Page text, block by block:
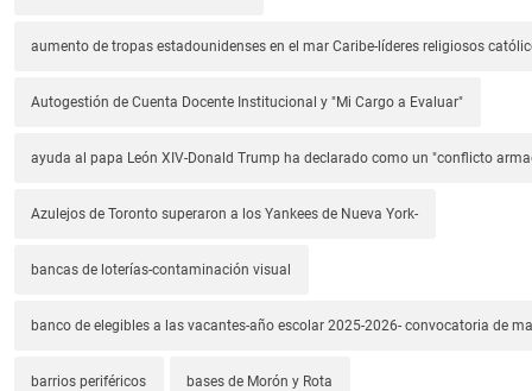
aumento de tropas estadounidenses en el mar Caribe-líderes religiosos
Autogestión de Cuenta Docente Institucional y "Mi Cargo a Evaluar"
ayuda al papa León XIV-Donald Trump ha declarado como un "conflicto
Azulejos de Toronto superaron a los Yankees de Nueva York-
bancas de loterías-contaminación visual
banco de elegibles a las vacantes-año escolar 2025-2026- convocatoria de
barrios periféricos bases de Morón y Rota